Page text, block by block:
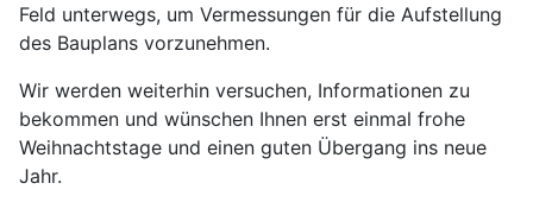
Feld unterwegs, um Vermessungen für die Aufstellung
des Bauplans vorzunehmen.
Wir werden weiterhin versuchen, Informationen zu
bekommen und wünschen Ihnen erst einmal frohe
Weihnachtstage und einen guten Übergang ins neue
Jahr.